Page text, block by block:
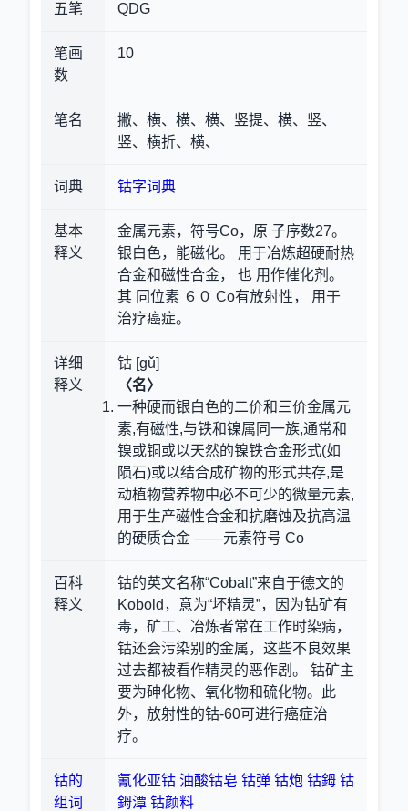
五笔 QDG
笔画
数
10
笔名
撇、横、横、横、竖提、横、竖、
竖、横折、横、
词典 钴字词典
基本
释义
金属元素，符号Co，原 子序数27。
银白色，能磁化。 用于冶炼超硬耐热
合金和磁性合金， 也 用作催化剂。
其 同位素 ６０ Co有放射性， 用于
治疗癌症。
详细
释义
钴 [gǔ]
〈名〉
一种硬而银白色的二价和三价金属元
素,有磁性,与铁和镍属同一族,通常和
镍或铜或以天然的镍铁合金形式(如
陨石)或以结合成矿物的形式共存,是
动植物营养物中必不可少的微量元素,
用于生产磁性合金和抗磨蚀及抗高温
的硬质合金 ——元素符号 Co
百科
释义
钴的英文名称“Cobalt”来自于德文的
Kobold，意为“坏精灵”，因为钴矿有
毒，矿工、冶炼者常在工作时染病，
钴还会污染别的金属，这些不良效果
过去都被看作精灵的恶作剧。 钴矿主
要为砷化物、氧化物和硫化物。此
外，放射性的钴-60可进行癌症治
疗。
钴的
组词
氰化亚钴 油酸钴皂 钴弹 钴炮 钴鉧 钴
鉧潭 钴颜料